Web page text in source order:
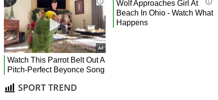
SPORT TREND